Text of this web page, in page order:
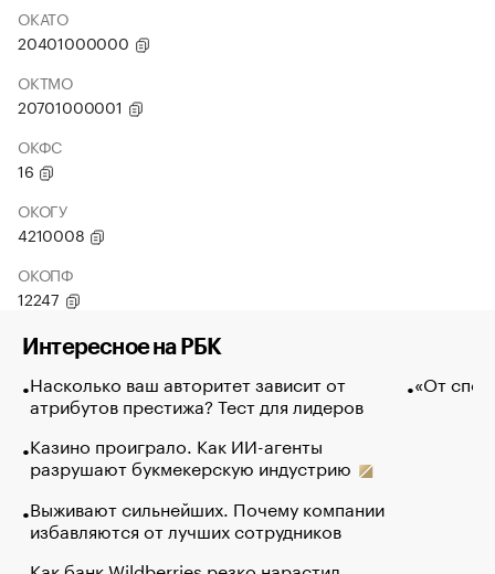
ОКАТО
20401000000
ОКТМО
20701000001
ОКФС
16
ОКОГУ
4210008
ОКОПФ
12247
Интересное на РБК
Насколько ваш авторитет зависит от
атрибутов престижа? Тест для лидеров
Казино проиграло. Как ИИ-агенты
разрушают букмекерскую индустрию
Выживают сильнейших. Почему компании
избавляются от лучших сотрудников
«От